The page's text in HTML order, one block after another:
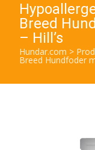
Breed
– Hill’s
Hundar.com >
Breed Hundfoder